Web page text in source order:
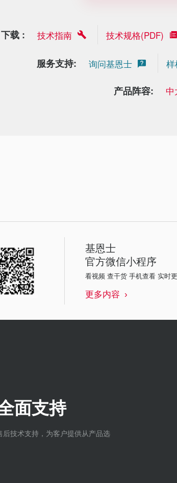
下载 : 技术指南 技术规格(PDF)
服务支持: 询问基恩士
产品阵容:
基恩士
官方微信小程序
看视频 查干货 手机查看 实时
更多内容
面支持
技术支持，为客户提供从产品选